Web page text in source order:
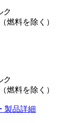
ク
燃料を除く）
ク
燃料を除く）
製品詳細